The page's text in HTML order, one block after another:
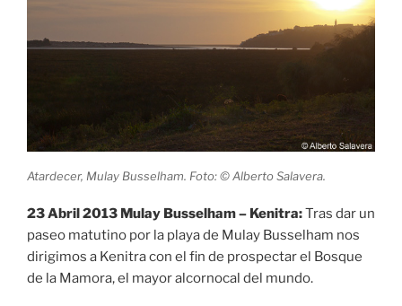
Atardecer, Mulay Busselham. Foto: © Alberto Salavera.
23 Abril 2013 Mulay Busselham – Kenitra:Tras dar un
paseo matutino por la playa de Mulay Busselham nos
dirigimos a Kenitra con el fin de prospectar el Bosque
de la Mamora, el mayor alcornocal del mundo.